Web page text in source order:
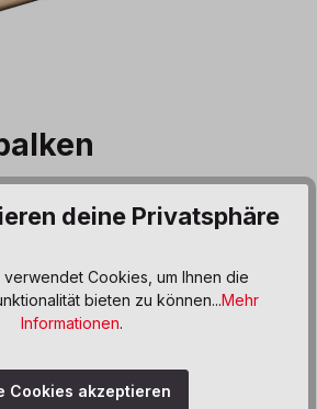
Versand- bzw. Frachtkosten
Gib den
In den Warenkorb
6 Wochen
deine Privatsphäre
Cookies, um Ihnen die
bieten zu können...Mehr
Informationen.
Cookies akzeptieren